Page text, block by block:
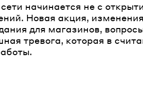
начинается не с
Новая акция,
для магазинов,
тревога, которая в